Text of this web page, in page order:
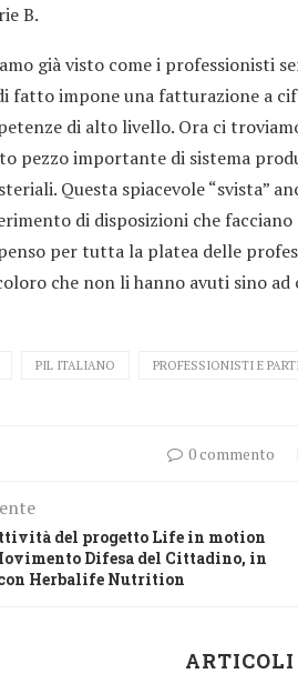
B.
già visto come i professionisti
fatto impone una fatturazione a
di alto livello. Ora ci
pezzo importante di sistema
Questa spiacevole “svista”
di disposizioni che
per tutta la platea delle
che non li hanno avuti sino ad
PIL ITALIANO PROFESSIONISTI E
0 commento
del progetto Life in motion
Difesa del Cittadino, in
Herbalife Nutrition
ARTICOLI